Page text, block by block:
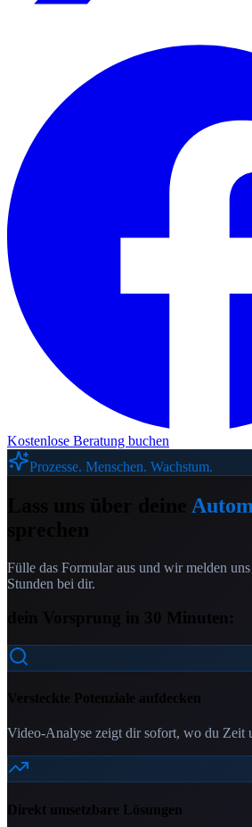
Kostenlose Beratung buchen
Prozesse. Menschen. Wachstum.
Fülle das Formular aus und wir melden
Stunden bei dir.
dein Vorsprung in 30 Minuten:
Versteckte Potenziale aufdecken
Video-Analyse zeigt dir sofort, wo du Zeit
Direkt umsetzbare Lösungen